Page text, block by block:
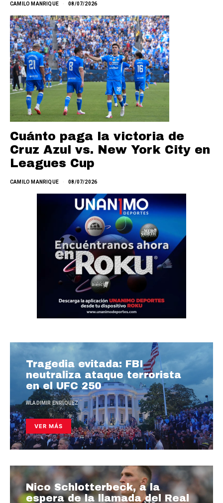
CAMILO MANRIQUE 08/07/2026
Cuánto paga la victoria de
Cruz Azul vs. New York City en
Leagues Cup
CAMILO MANRIQUE 08/07/2026
Tragedia evitada: FBI
neutraliza ataque terrorista
en el UFC 250
WLADIMIR ENRÍQUEZ
VER MÁS
Nico Schlotterbeck, a la
espera de la llamada del Real